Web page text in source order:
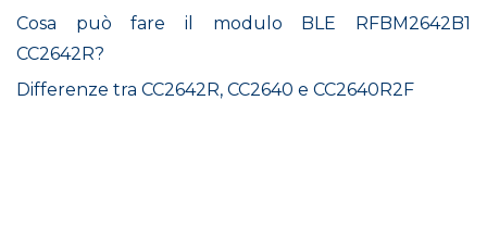
Cosa può fare il modulo BLE RFBM2642B1
CC2642R?
Differenze tra CC2642R, CC2640 e CC2640R2F